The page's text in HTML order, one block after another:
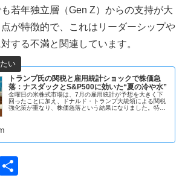
若年独立層（Gen Z）からの支持が大
が特徴的で、これはリーダーシップや
する不満と関連しています。
トランプ氏の関税と雇用統計ショックで株価急
落：ナスダックとS&P500に効いた“夏の冷や水”
金曜日の米株式市場は、7月の雇用統計が予想を大きく下
回ったことに加え、ドナルド・トランプ大統領による関税
強化策が重なり、株価急落という結果になりました。特に
E